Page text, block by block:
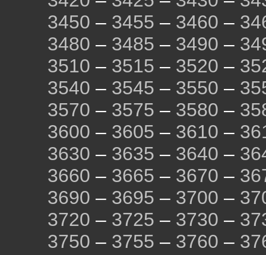
3450 – 3455 – 3460 –
3480 – 3485 – 3490 –
3510 – 3515 – 3520 –
3540 – 3545 – 3550 –
3570 – 3575 – 3580 –
3600 – 3605 – 3610 –
3630 – 3635 – 3640 –
3660 – 3665 – 3670 –
3690 – 3695 – 3700 –
3720 – 3725 – 3730 –
3750 – 3755 – 3760 –